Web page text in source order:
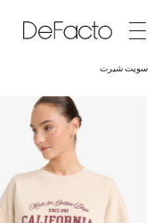
سويت شيرت